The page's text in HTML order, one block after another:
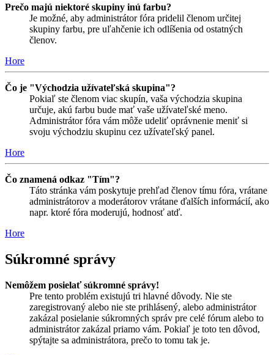
Prečo majú niektoré skupiny inú farbu?
Je možné, aby administrátor fóra pridelil členom určitej
skupiny farbu, pre uľahčenie ich odlíšenia od ostatných
členov.
Hore
Čo je "Východzia užívateľská skupina"?
Pokiaľ ste členom viac skupín, vaša východzia skupina
určuje, akú farbu bude mať vaše užívateľské meno.
Administrátor fóra vám môže udeliť oprávnenie meniť si
svoju východziu skupinu cez užívateľský panel.
Hore
Čo znamená odkaz "Tím"?
Táto stránka vám poskytuje prehľad členov tímu fóra, vrátane
administrátorov a moderátorov vrátane ďalších informácií, ako
napr. ktoré fóra moderujú, hodnosť atď.
Hore
Súkromné správy
Nemôžem posielať súkromné správy!
Pre tento problém existujú tri hlavné dôvody. Nie ste
zaregistrovaný alebo nie ste prihlásený, alebo administrátor
zakázal posielanie súkromných správ pre celé fórum alebo to
administrátor zakázal priamo vám. Pokiaľ je toto ten dôvod,
spýtajte sa administrátora, prečo to tomu tak je.